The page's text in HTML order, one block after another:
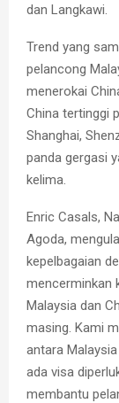
dan Langkawi.
Trend yang
pelancong
menerokai
China tertinggi
Shanghai,
panda gergasi
kelima.
Enric Casals,
Agoda,
kepelbagaian
mencerminkan
Malaysia dan
masing. Kami
antara
ada visa
membantu